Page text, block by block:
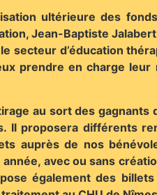
ultérieure des
Jean-Baptiste
secteur d’éducation
prendre en charge
au sort des gagnants
Il proposera différents
auprès de nos
avec ou sans
également des